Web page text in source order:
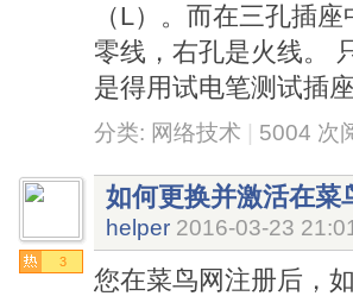
（L）。而在三孔插
零线，右孔是火线。
是得用试电笔测试插
分类: 网络技术 5004 次
3
如何更换并激活在菜
helper 2016-03-23
您在菜鸟网注册后，